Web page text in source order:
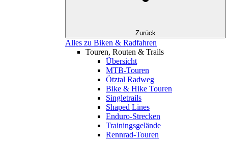
Zurück
Alles zu Biken & Radfahren
Touren, Routen & Trails
Übersicht
MTB-Touren
Ötztal Radweg
Bike & Hike Touren
Singletrails
Shaped Lines
Enduro-Strecken
Trainingsgelände
Rennrad-Touren